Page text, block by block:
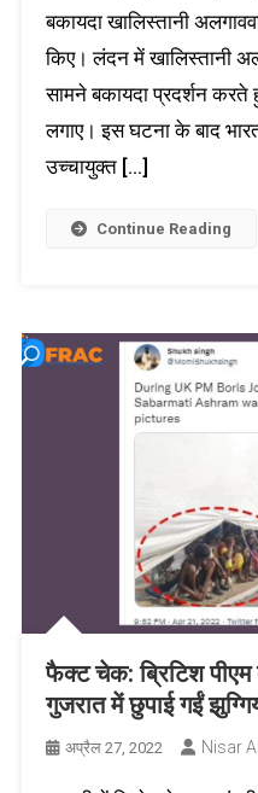
बकायदा खालिस्तानी
किए। लंदन में खालिस्तानी
सामने बकायदा प्रदर्शन करते
लगाए। इस घटना के बाद
उच्चायुक्त […]
Continue Reading
फैक्ट चेक: ब्रिटिश पीएम
गुजरात में छुपाई गईं
अप्रैल 27, 2022 Nisar